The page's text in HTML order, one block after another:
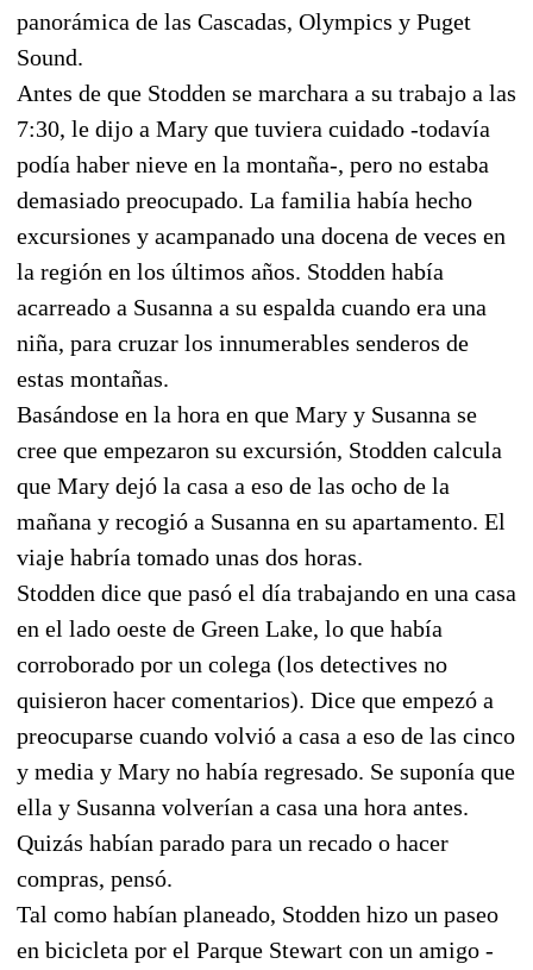
panorámica de las Cascadas, Olympics y Puget
Sound.
Antes de que Stodden se marchara a su trabajo a las
7:30, le dijo a Mary que tuviera cuidado -todavía
podía haber nieve en la montaña-, pero no estaba
demasiado preocupado. La familia había hecho
excursiones y acampanado una docena de veces en
la región en los últimos años. Stodden había
acarreado a Susanna a su espalda cuando era una
niña, para cruzar los innumerables senderos de
estas montañas.
Basándose en la hora en que Mary y Susanna se
cree que empezaron su excursión, Stodden calcula
que Mary dejó la casa a eso de las ocho de la
mañana y recogió a Susanna en su apartamento. El
viaje habría tomado unas dos horas.
Stodden dice que pasó el día trabajando en una casa
en el lado oeste de Green Lake, lo que había
corroborado por un colega (los detectives no
quisieron hacer comentarios). Dice que empezó a
preocuparse cuando volvió a casa a eso de las cinco
y media y Mary no había regresado. Se suponía que
ella y Susanna volverían a casa una hora antes.
Quizás habían parado para un recado o hacer
compras, pensó.
Tal como habían planeado, Stodden hizo un paseo
en bicicleta por el Parque Stewart con un amigo -